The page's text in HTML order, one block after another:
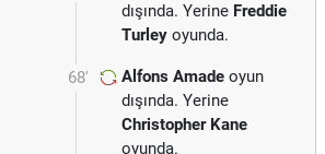
dışında. Yerine Freddie
Turley oyunda.
68' Alfons Amade oyun
dışında. Yerine
Christopher Kane
oyunda.